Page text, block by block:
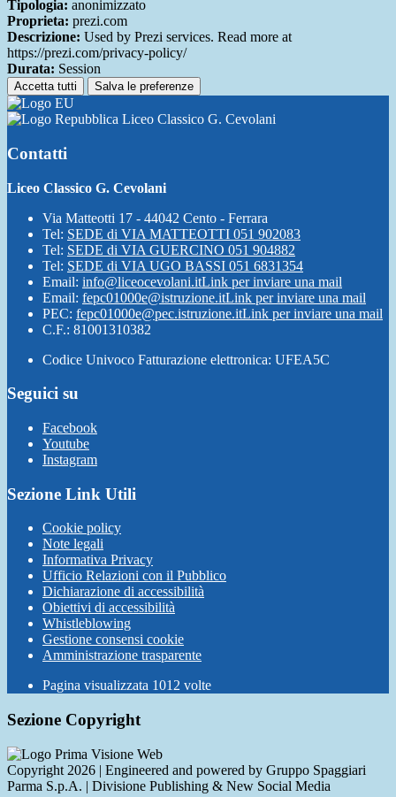
Tipologia: anonimizzato
Proprieta: prezi.com
Descrizione: Used by Prezi services. Read more at
https://prezi.com/privacy-policy/
Durata: Session
Accetta tutti Salva le preferenze
Liceo Classico G. Cevolani
Contatti
Liceo Classico G. Cevolani
Via Matteotti 17 - 44042 Cento - Ferrara
Tel: SEDE di VIA MATTEOTTI 051 902083
Tel: SEDE di VIA GUERCINO 051 904882
Tel: SEDE di VIA UGO BASSI 051 6831354
Email: info@liceocevolani.itLink per inviare una mail
Email: fepc01000e@istruzione.itLink per inviare una mail
PEC: fepc01000e@pec.istruzione.itLink per inviare una mail
C.F.: 81001310382
Codice Univoco Fatturazione elettronica: UFEA5C
Seguici su
Facebook
Youtube
Instagram
Sezione Link Utili
Cookie policy
Note legali
Informativa Privacy
Ufficio Relazioni con il Pubblico
Dichiarazione di accessibilità
Obiettivi di accessibilità
Whistleblowing
Gestione consensi cookie
Amministrazione trasparente
Pagina visualizzata 1012 volte
Sezione Copyright
Copyright 2026 | Engineered and powered by Gruppo Spaggiari
Parma S.p.A. | Divisione Publishing & New Social Media